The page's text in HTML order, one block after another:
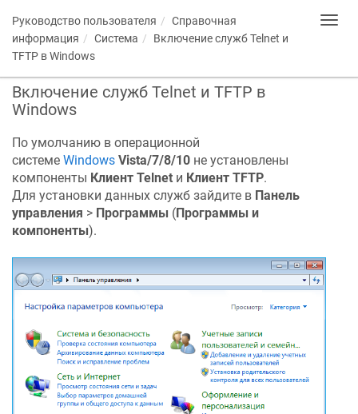
Руководство пользователя
Справочная
информация
Система
Включение служб Telnet и
TFTP в Windows
Включение служб Telnet и TFTP в
Windows
По умолчанию в операционной
системе Windows Vista/7/8/10 не установлены
компоненты Клиент Telnet и Клиент TFTP.
Для установки данных служб зайдите в Панель
управления > Программы (Программы и
компоненты).